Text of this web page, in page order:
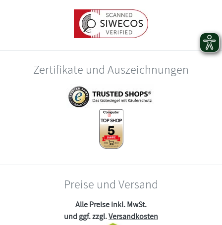
Zertifikate und Auszeichnungen
Preise und Versand
Alle Preise inkl. MwSt.
und ggf. zzgl.Versandkosten